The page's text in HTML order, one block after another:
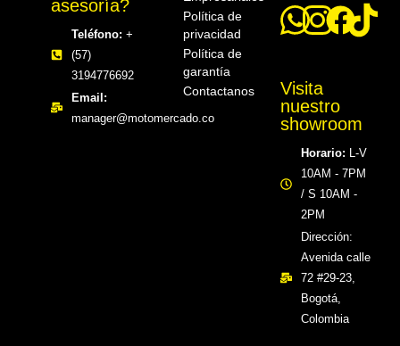
asesoría?
Teléfono: +
(57)
3194776692
Email:
manager@motomercado.co
Política de
privacidad
Política de
garantía
Contactanos
Visita
nuestro
showroom
Horario: L-V
10AM - 7PM
/ S 10AM -
2PM
Dirección:
Avenida calle
72 #29-23,
Bogotá,
Colombia​